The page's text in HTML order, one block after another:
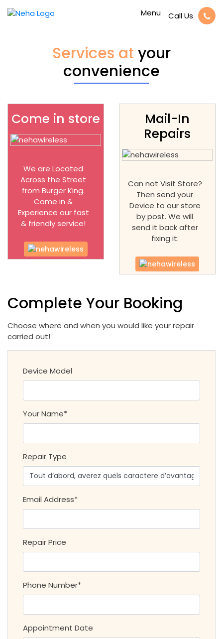
Menu Call Us
Services at your
convenience
Come in store
We are Located
Across the Street
from Burger King.
Come in &
Experience our fast
& friendly service!
Mail-In
Repairs
Can not Visit Store?
Then send your
Device to our store
by post. We will
send it back after
fixing it.
Complete Your Booking
Choose where and when you would like your repair
carried out!
Device Model
Your Name*
Repair Type
Email Address*
Repair Price
Phone Number*
Appointment Date